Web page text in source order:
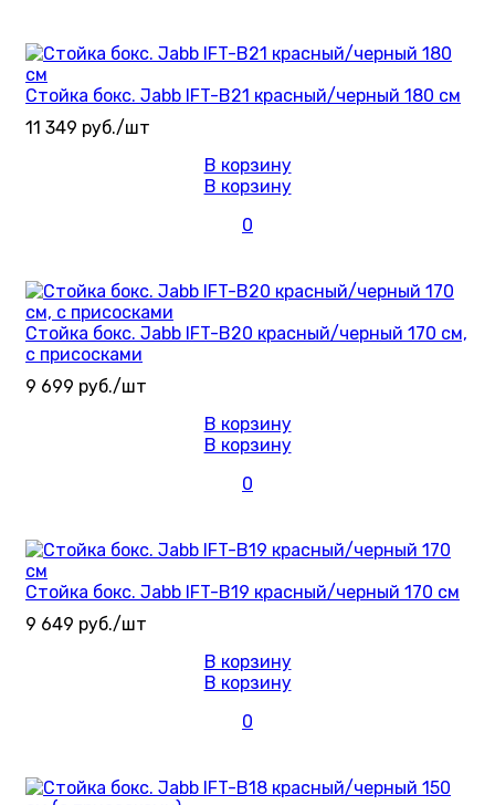
Стойка бокс. Jabb IFT-B21 красный/черный 180 см
11 349 руб./шт
В корзину
В корзину
0
Стойка бокс. Jabb IFT-B20 красный/черный 170 см,
с присосками
9 699 руб./шт
В корзину
В корзину
0
Стойка бокс. Jabb IFT-B19 красный/черный 170 см
9 649 руб./шт
В корзину
В корзину
0